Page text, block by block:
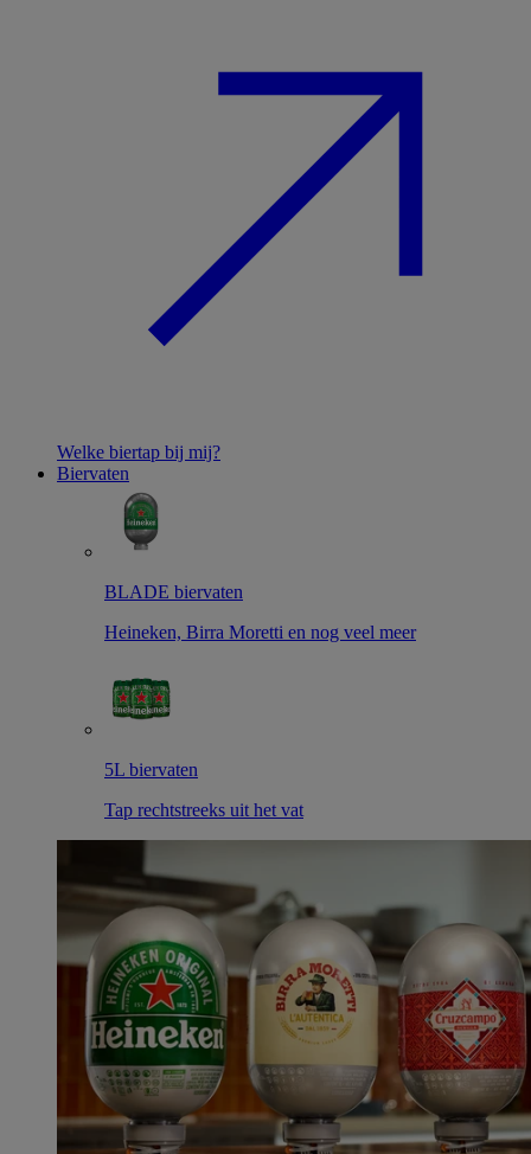
Welke biertap bij mij?
Biervaten
BLADE biervaten
Heineken, Birra Moretti en nog veel meer
5L biervaten
Tap rechtstreeks uit het vat